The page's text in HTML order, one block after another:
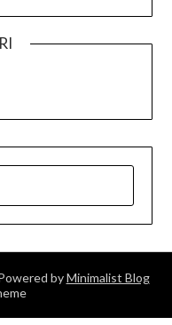
byMinimalist Blog